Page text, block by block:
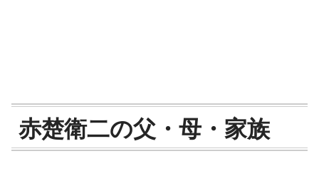
赤楚衛二の父・母・家族